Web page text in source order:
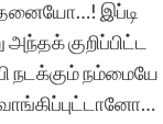
இப்டி
குறிப்பிட்ட
நடக்கும் நம்மையே